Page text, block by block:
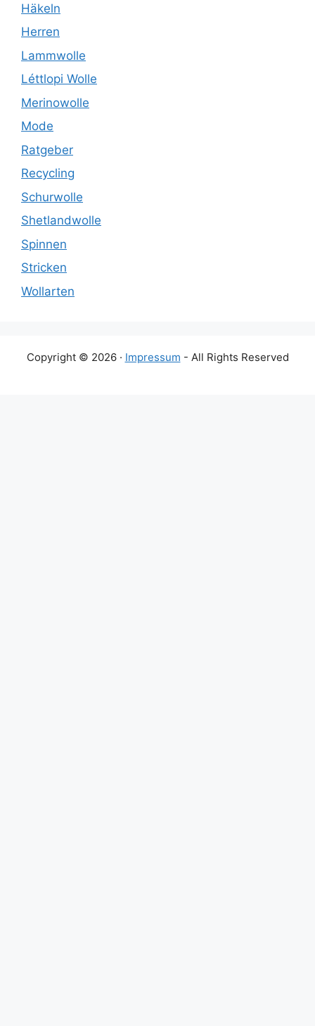
Häkeln
Herren
Lammwolle
Léttlopi Wolle
Merinowolle
Mode
Ratgeber
Recycling
Schurwolle
Shetlandwolle
Spinnen
Stricken
Wollarten
Copyright © 2026 · Impressum - All Rights Reserved